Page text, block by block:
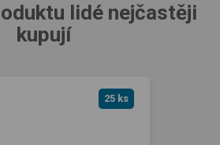
lidé nejčastěji
kupují
25 ks